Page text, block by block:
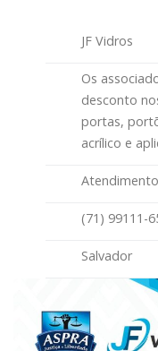
JF Vidros
Os
desconto
portas,
acrílico e
(71) 99111-
Salvador